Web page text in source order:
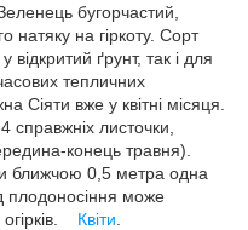
бугорчастий,
натяку на гіркоту. Сорт
ґрунт, так і для
тепличних
Сіяти вже у квітні місяця.
справжніх листочки,
конець травня).
ближчою 0,5 метра одна
плодоносіння може
Квіти